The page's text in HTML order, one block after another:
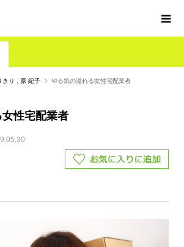
きり 原 紀子 やる気の溢れる女性宅配業者
性宅配業者